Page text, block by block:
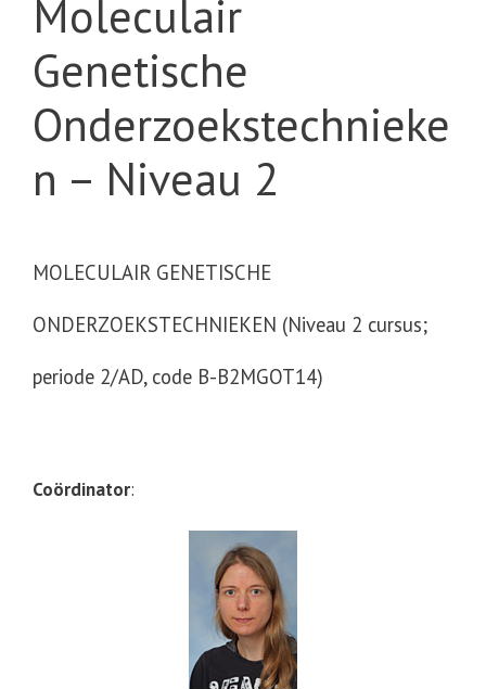
Moleculair
Genetische
Onderzoekstechnieke
n – Niveau 2
MOLECULAIR GENETISCHE
ONDERZOEKSTECHNIEKEN (Niveau 2 cursus;
periode 2/AD, code B-B2MGOT14)
Coördinator: